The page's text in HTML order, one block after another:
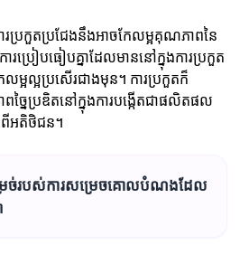
ប្រកួតប្រជែងនឹងអាចកែលម្អគុណភាពនៃ
ប្រៀបធៀបគ្នាដែលមាននៅក្នុងការប្រកួត
លម្អល្អប្រសើរជាងមុន។ ការប្រកួតក៏
នៃប្រឌិតនៅក្នុងការបង្កើតជាផលិតផល
ពីអតិថិជន។
រច់របស់ការសម្រេចគោលបំណងដែល